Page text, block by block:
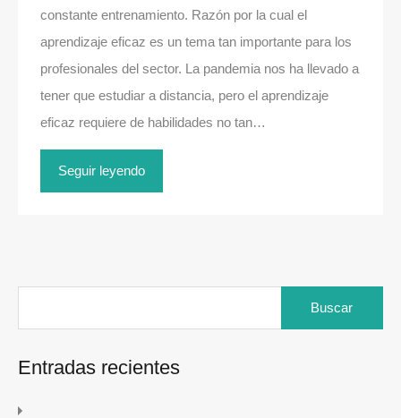
constante entrenamiento. Razón por la cual el
aprendizaje eficaz es un tema tan importante para los
profesionales del sector. La pandemia nos ha llevado a
tener que estudiar a distancia, pero el aprendizaje
eficaz requiere de habilidades no tan…
Seguir leyendo
Entradas recientes